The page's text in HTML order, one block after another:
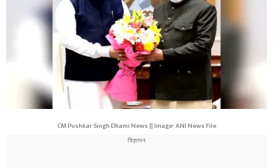
CM Pushkar Singh Dhami News || Image- ANI News File